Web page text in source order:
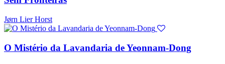
Jørn Lier Horst
O Mistério da Lavandaria de Yeonnam-Dong